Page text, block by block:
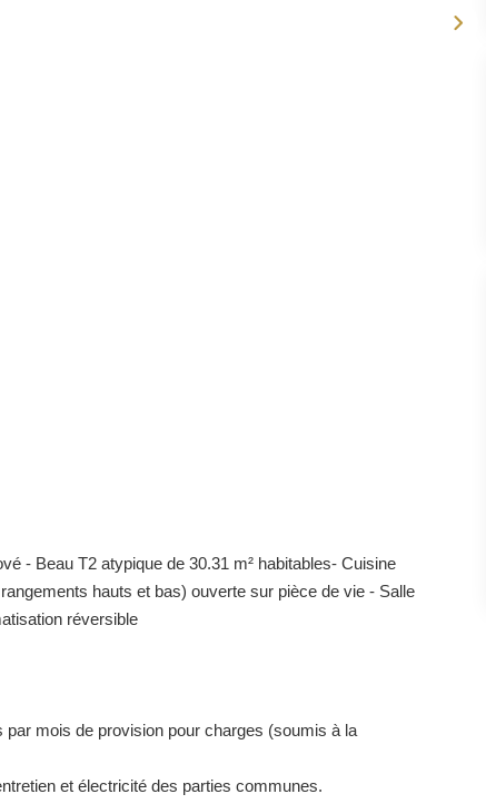
- Beau T2 atypique de 30.31 m² habitables- Cuisine
hauts et bas) ouverte sur pièce de vie - Salle
réversible
mois de provision pour charges (soumis à la
et électricité des parties communes.